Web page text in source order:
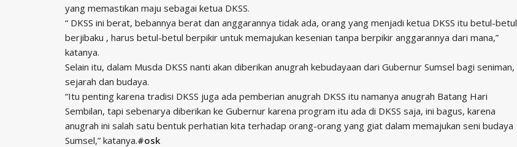
yang memastikan maju sebagai ketua DKSS.
“ DKSS ini berat, bebannya berat dan anggarannya tidak ada, orang yang menjadi ketua DKSS itu betul-betul
berjibaku , harus betul-betul berpikir untuk memajukan kesenian tanpa berpikir anggarannya dari mana,”
katanya.
Selain itu, dalam Musda DKSS nanti akan diberikan anugrah kebudayaan dari Gubernur Sumsel bagi seniman,
sejarah dan budaya.
“Itu penting karena tradisi DKSS juga ada pemberian anugrah DKSS itu namanya anugrah Batang Hari
Sembilan, tapi sebenarya diberikan ke Gubernur karena program itu ada di DKSS saja, ini bagus, karena
anugrah ini salah satu bentuk perhatian kita terhadap orang-orang yang giat dalam memajukan seni budaya
Sumsel,” katanya.#osk